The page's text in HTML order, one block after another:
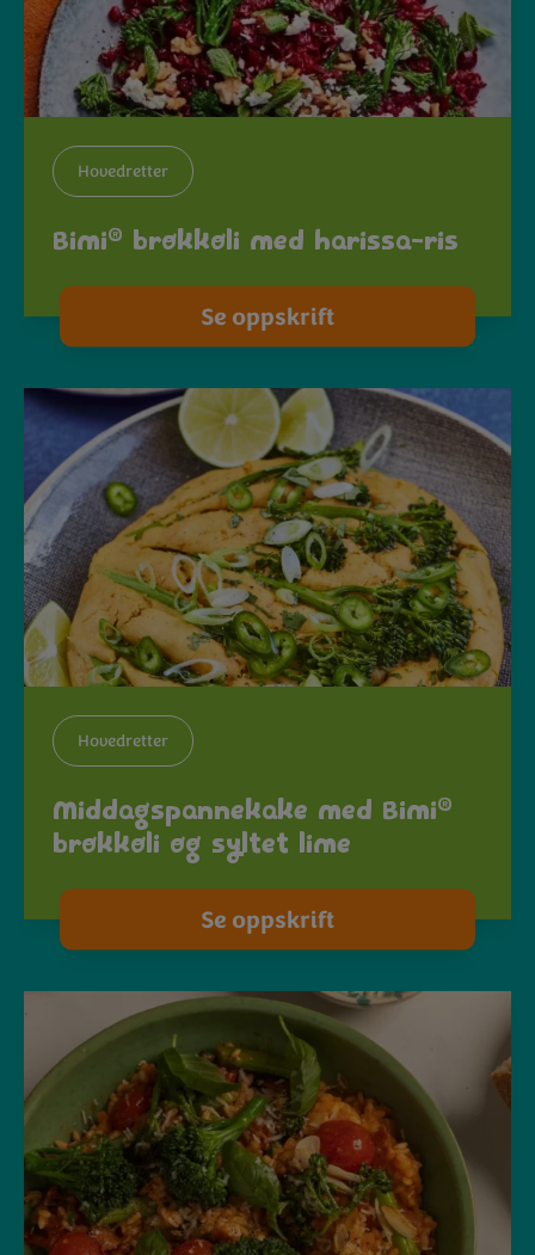
Hovedretter
Bimi® brokkoli med harissa-ris
Se oppskrift
Hovedretter
Middagspannekake med Bimi®
brokkoli og syltet lime
Se oppskrift